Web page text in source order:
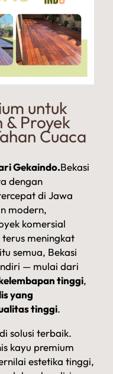
untuk
& Proyek
Cuaca
Gekaindo.Bekasi
dengan
di Jawa
modern,
komersial
meningkat
semua, Bekasi
— mulai dari
tinggi,
yang
tinggi.
solusi terbaik.
kayu premium
estetika tinggi,